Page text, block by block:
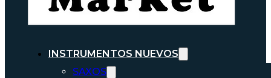
INSTRUMENTOS NUEVOS
SAXOS